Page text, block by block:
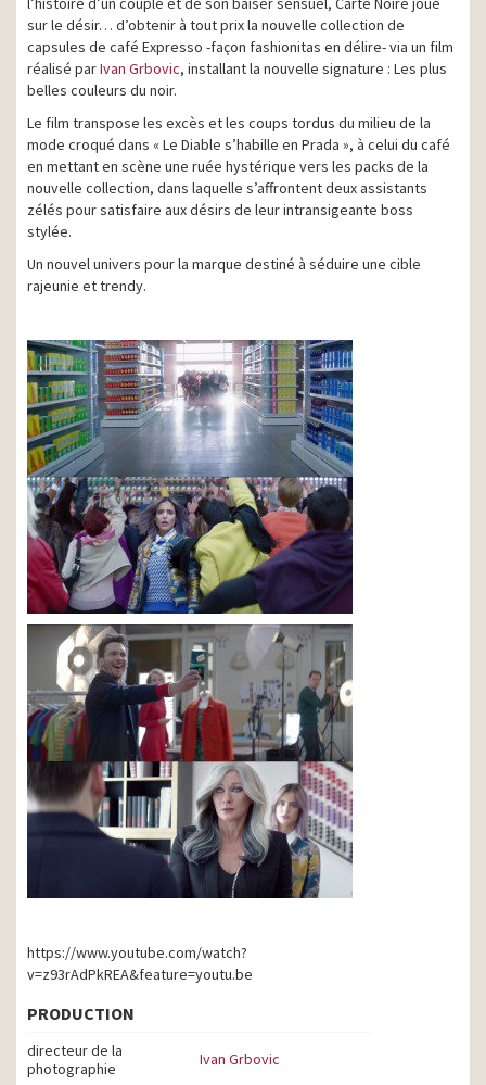
sur le désir… d’obtenir à tout prix la nouvelle collection de
capsules de café Expresso -façon fashionitas en délire- via un film
réalisé parIvan Grbovic, installant la nouvelle signature : Les plus
belles couleurs du noir.
Le film transpose les excès et les coups tordus du milieu de la
mode croqué dans « Le Diable s’habille en Prada », à celui du café
en mettant en scène une ruée hystérique vers les packs de la
nouvelle collection, dans laquelle s’affrontent deux assistants
zélés pour satisfaire aux désirs de leur intransigeante boss
stylée.
Un nouvel univers pour la marque destiné à séduire une cible
rajeunie et trendy.
https://www.youtube.com/watch?
v=z93rAdPkREA&feature=youtu.be
PRODUCTION
directeur de la
photographie
Ivan Grbovic